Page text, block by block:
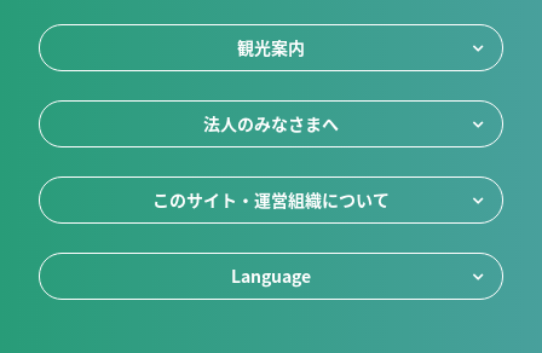
観光案内
法人のみなさまへ
このサイト・運営組織について
Language